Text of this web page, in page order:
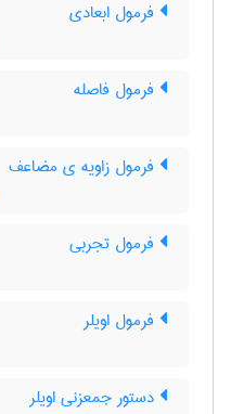
فرمول ابعادی
فرمول فاصله
فرمول زاویه ی مضاعف
فرمول تجربی
فرمول اویلر
دستور جمعزنی اویلر